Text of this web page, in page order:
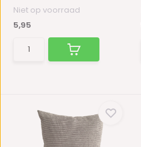
Niet op voorraad
5,95